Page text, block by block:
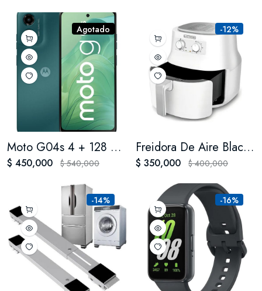
Agotado
Moto G04s 4 + 128 gigas
$ 450,000 $ 540,000
-12%
Freidora De Aire Black And Decker 4.5 Litros Hf4004w Blanco 110V
$ 350,000 $ 400,000
-14% -16%